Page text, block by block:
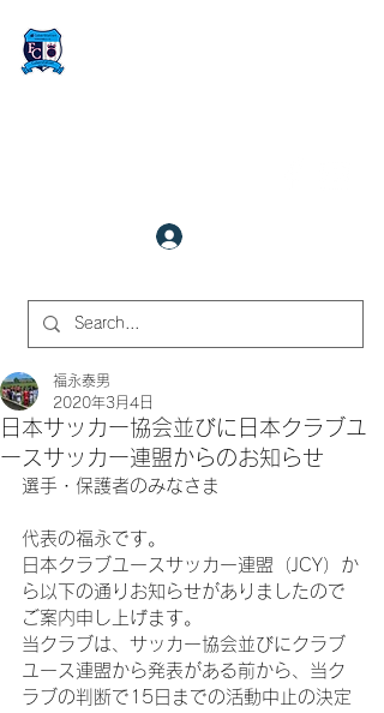
日本サッカー協会並びに日本クラブユ
ースサッカー連盟からのお知らせ
福永泰男
2020年3月4日
選手・保護者のみなさま
代表の福永です。
日本クラブユースサッカー連盟（JCY）か
ら以下の通りお知らせがありましたので
ご案内申し上げます。
当クラブは、サッカー協会並びにクラブ
ユース連盟から発表がある前から、当ク
ラブの判断で15日までの活動中止の決定